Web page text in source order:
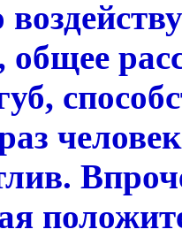
общее